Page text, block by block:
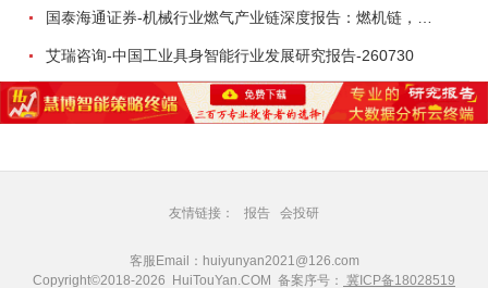
艾瑞咨询-中国工业具身智能行业发展研究报告-260730
友情链接： 报告 会投研
客服Email：huiyunyan2021@126.com
Copyright©2018-2026 HuiTouYan.COM 备案序号： 冀ICP备18028519